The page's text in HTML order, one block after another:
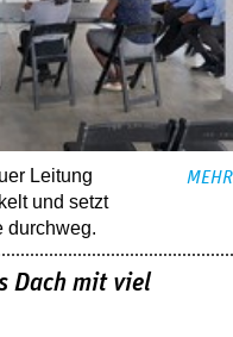
Leitung
und setzt
durchweg.
MEHR
Dach mit viel